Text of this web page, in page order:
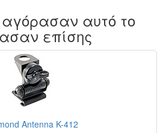
αυτό το
επίσης
Antenna K-412